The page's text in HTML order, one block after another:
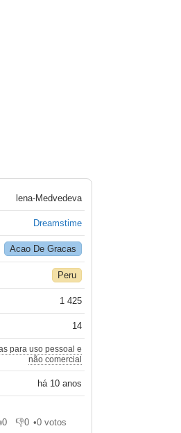
lena-Medvedeva
Dreamstime
Acao De Gracas
Peru
1 425
14
para uso pessoal e
não comercial
há 10 anos
0 👎0
Não gosto
•0 votos